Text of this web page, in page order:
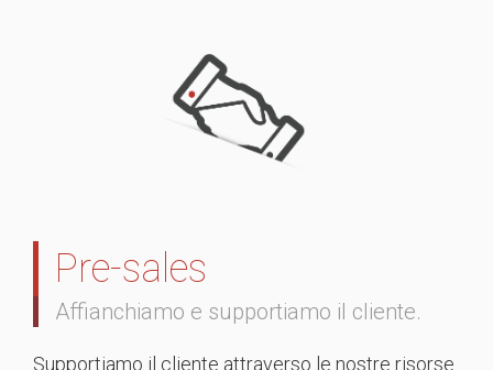
Pre-sales
Affianchiamo e supportiamo il cliente.
Supportiamo il cliente attraverso le nostre risorse